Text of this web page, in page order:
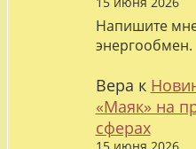
Напишите
энергообмен.
Вера к
«Маяк» на
сферах